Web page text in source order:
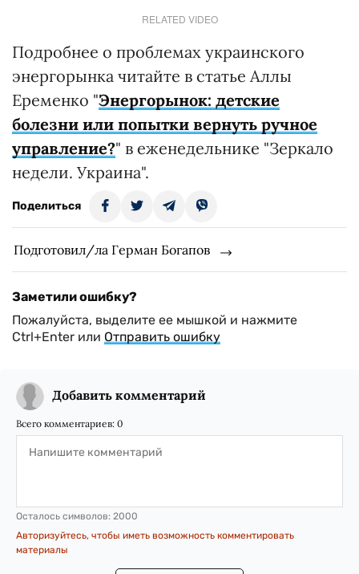
RELATED VIDEO
Подробнее о проблемах украинского
энергорынка читайте в статье Аллы
Еременко "Энергорынок: детские
болезни или попытки вернуть ручное
управление?" в еженедельнике "Зеркало
недели. Украина".
Поделиться
Подготовил/ла Герман Богапов
Заметили ошибку?
Пожалуйста, выделите ее мышкой и нажмите
Ctrl+Enter или Отправить ошибку
Добавить комментарий
Всего комментариев: 0
Осталось символов: 2000
Авторизуйтесь, чтобы иметь возможность комментировать
материалы